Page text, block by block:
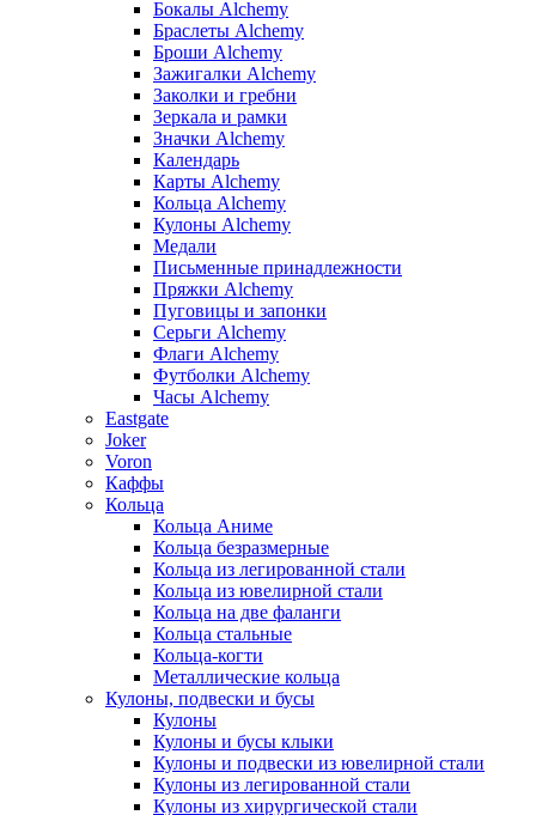
Бокалы Alchemy
Браслеты Alchemy
Броши Alchemy
Зажигалки Alchemy
Заколки и гребни
Зеркала и рамки
Значки Alchemy
Календарь
Карты Alchemy
Кольца Alchemy
Кулоны Alchemy
Медали
Письменные принадлежности
Пряжки Alchemy
Пуговицы и запонки
Серьги Alchemy
Флаги Alchemy
Футболки Alchemy
Часы Alchemy
Eastgate
Joker
Voron
Каффы
Кольца
Кольца Аниме
Кольца безразмерные
Кольца из легированной стали
Кольца из ювелирной стали
Кольца на две фаланги
Кольца стальные
Кольца-когти
Металлические кольца
Кулоны, подвески и бусы
Кулоны
Кулоны и бусы клыки
Кулоны и подвески из ювелирной стали
Кулоны из легированной стали
Кулоны из хирургической стали